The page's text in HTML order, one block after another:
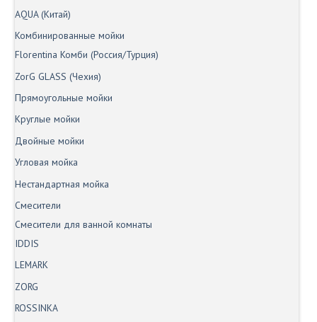
AQUA (Китай)
Комбинированные мойки
Florentina Комби (Россия/Турция)
ZorG GLASS (Чехия)
Прямоугольные мойки
Круглые мойки
Двойные мойки
Угловая мойка
Нестандартная мойка
Смесители
Смесители для ванной комнаты
IDDIS
LEMARK
ZORG
ROSSINKA